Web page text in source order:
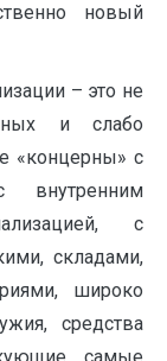
новый
– это не
и слабо
«концерны» с
внутренним
с
складами,
широко
средства